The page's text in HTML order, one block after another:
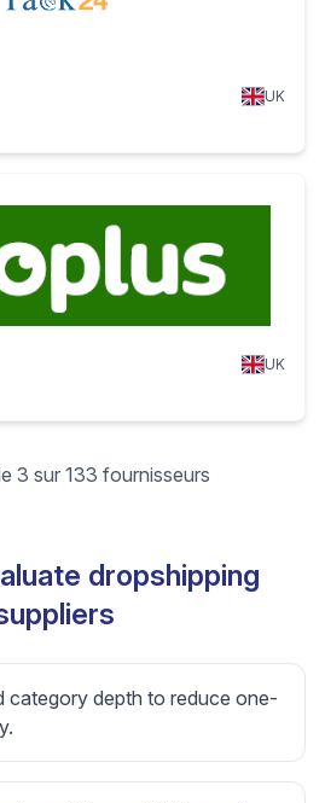
UK
UK
3 sur 133 fournisseurs
dropshipping
category depth to reduce one-